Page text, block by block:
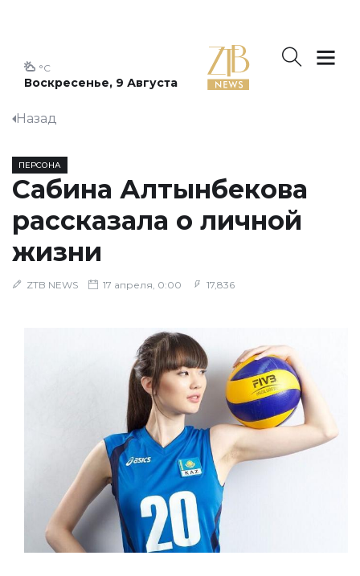
Воскресенье, 9 Августа
°C
Назад
ПЕРСОНА
Сабина Алтынбекова
рассказала о личной
жизни
ZTB NEWS 17 апреля, 0:00 17,836